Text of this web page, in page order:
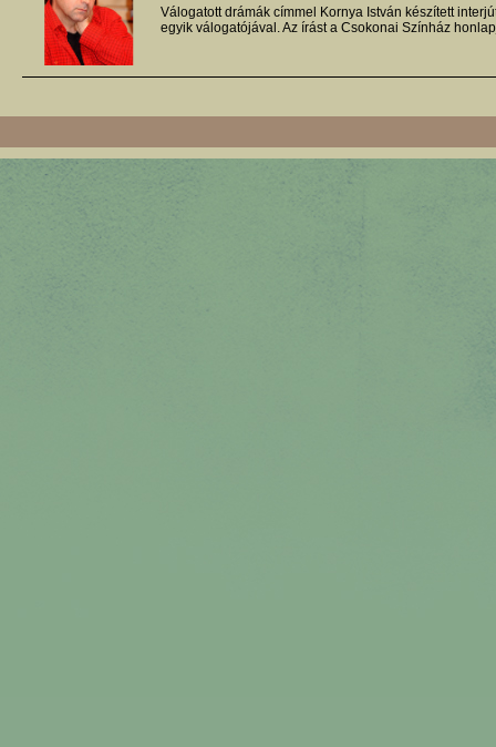
Válogatott drámák címmel Kornya István készített
egyik válogatójával. Az írást a Csokonai Színház